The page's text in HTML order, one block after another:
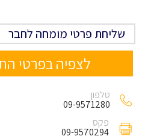
שליחת פרטי מומחה לחבר
לצפיה בפרטי
טלפון
09-9571280
פקס
09-9570294